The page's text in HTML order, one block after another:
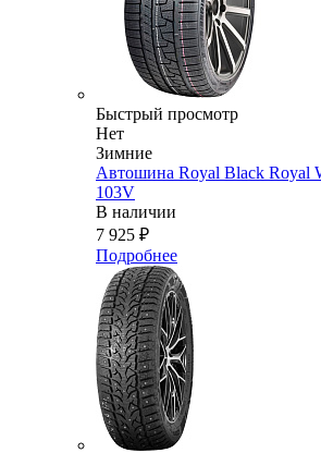
Быстрый просмотр
Нет
Зимние
Автошина Royal Black Royal
103V
В наличии
7 925 ₽
Подробнее